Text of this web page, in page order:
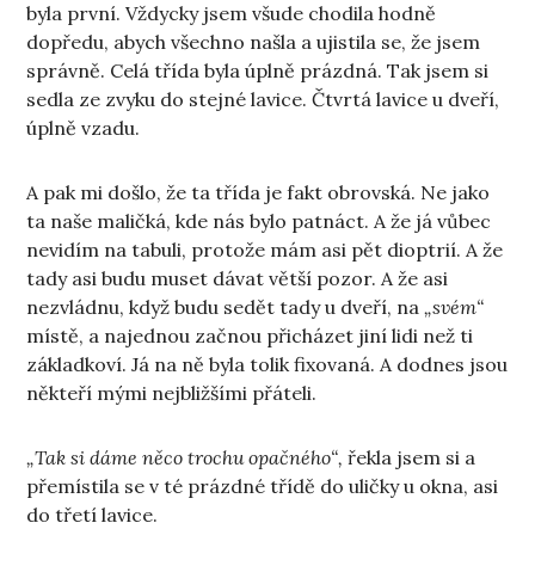
byla první. Vždycky jsem všude chodila hodně
dopředu, abych všechno našla a ujistila se, že jsem
správně. Celá třída byla úplně prázdná. Tak jsem si
sedla ze zvyku do stejné lavice. Čtvrtá lavice u dveří,
úplně vzadu.
A pak mi došlo, že ta třída je fakt obrovská. Ne jako
ta naše maličká, kde nás bylo patnáct. A že já vůbec
nevidím na tabuli, protože mám asi pět dioptrií. A že
tady asi budu muset dávat větší pozor. A že asi
nezvládnu, když budu sedět tady u dveří, na„svém“
místě, a najednou začnou přicházet jiní lidi než ti
základkoví. Já na ně byla tolik fixovaná. A dodnes jsou
někteří mými nejbližšími přáteli.
„Tak si dáme něco trochu opačného“,řekla jsem si a
přemístila se v té prázdné třídě do uličky u okna, asi
do třetí lavice.